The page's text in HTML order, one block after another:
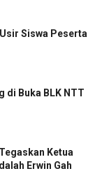
Siswa Peserta
di Buka BLK NTT
Ketua
Erwin Gah